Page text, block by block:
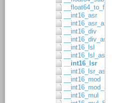
__float64_to_float32
__int16_asr
__int16_asr_asgn
__int16_div
__int16_div_asgn
__int16_lsl
__int16_lsl_asgn
__int16_lsr
__int16_lsr_asgn
__int16_mod
__int16_mod_asgn
__int16_mul